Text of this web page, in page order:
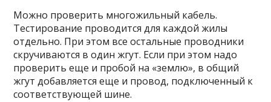
Можно проверить многожильный кабель.
Тестирование проводится для каждой жилы
отдельно. При этом все остальные проводники
скручиваются в один жгут. Если при этом надо
проверить еще и пробой на «землю», в общий
жгут добавляется еще и провод, подключенный к
соответствующей шине.